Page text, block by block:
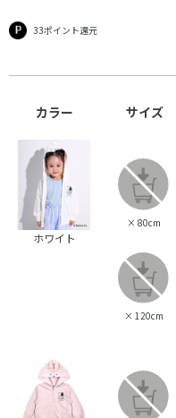
33ポイント還元
カラー サイズ
ホワイト
× 80cm
× 120cm